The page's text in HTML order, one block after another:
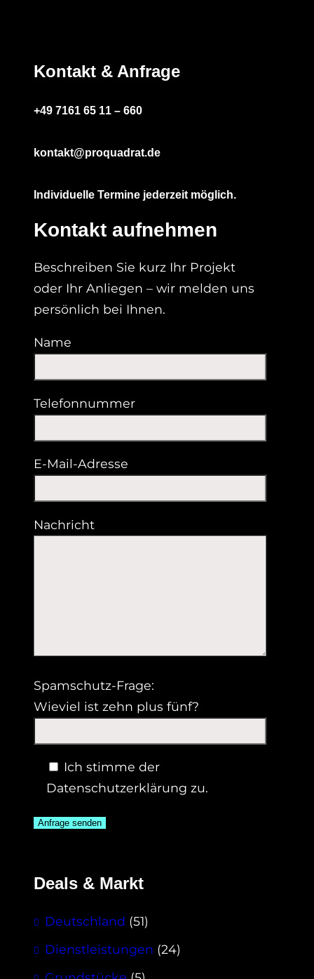
Kontakt & Anfrage
+49 7161 65 11 – 660
kontakt@proquadrat.de
Individuelle Termine jederzeit möglich.
Kontakt aufnehmen
Beschreiben Sie kurz Ihr Projekt
oder Ihr Anliegen – wir melden uns
persönlich bei Ihnen.
Name
Telefonnummer
E-Mail-Adresse
Nachricht
Spamschutz-Frage:
Wieviel ist zehn plus fünf?
Ich stimme der
Datenschutzerklärung zu.
Deals & Markt
Deutschland (51)
Dienstleistungen (24)